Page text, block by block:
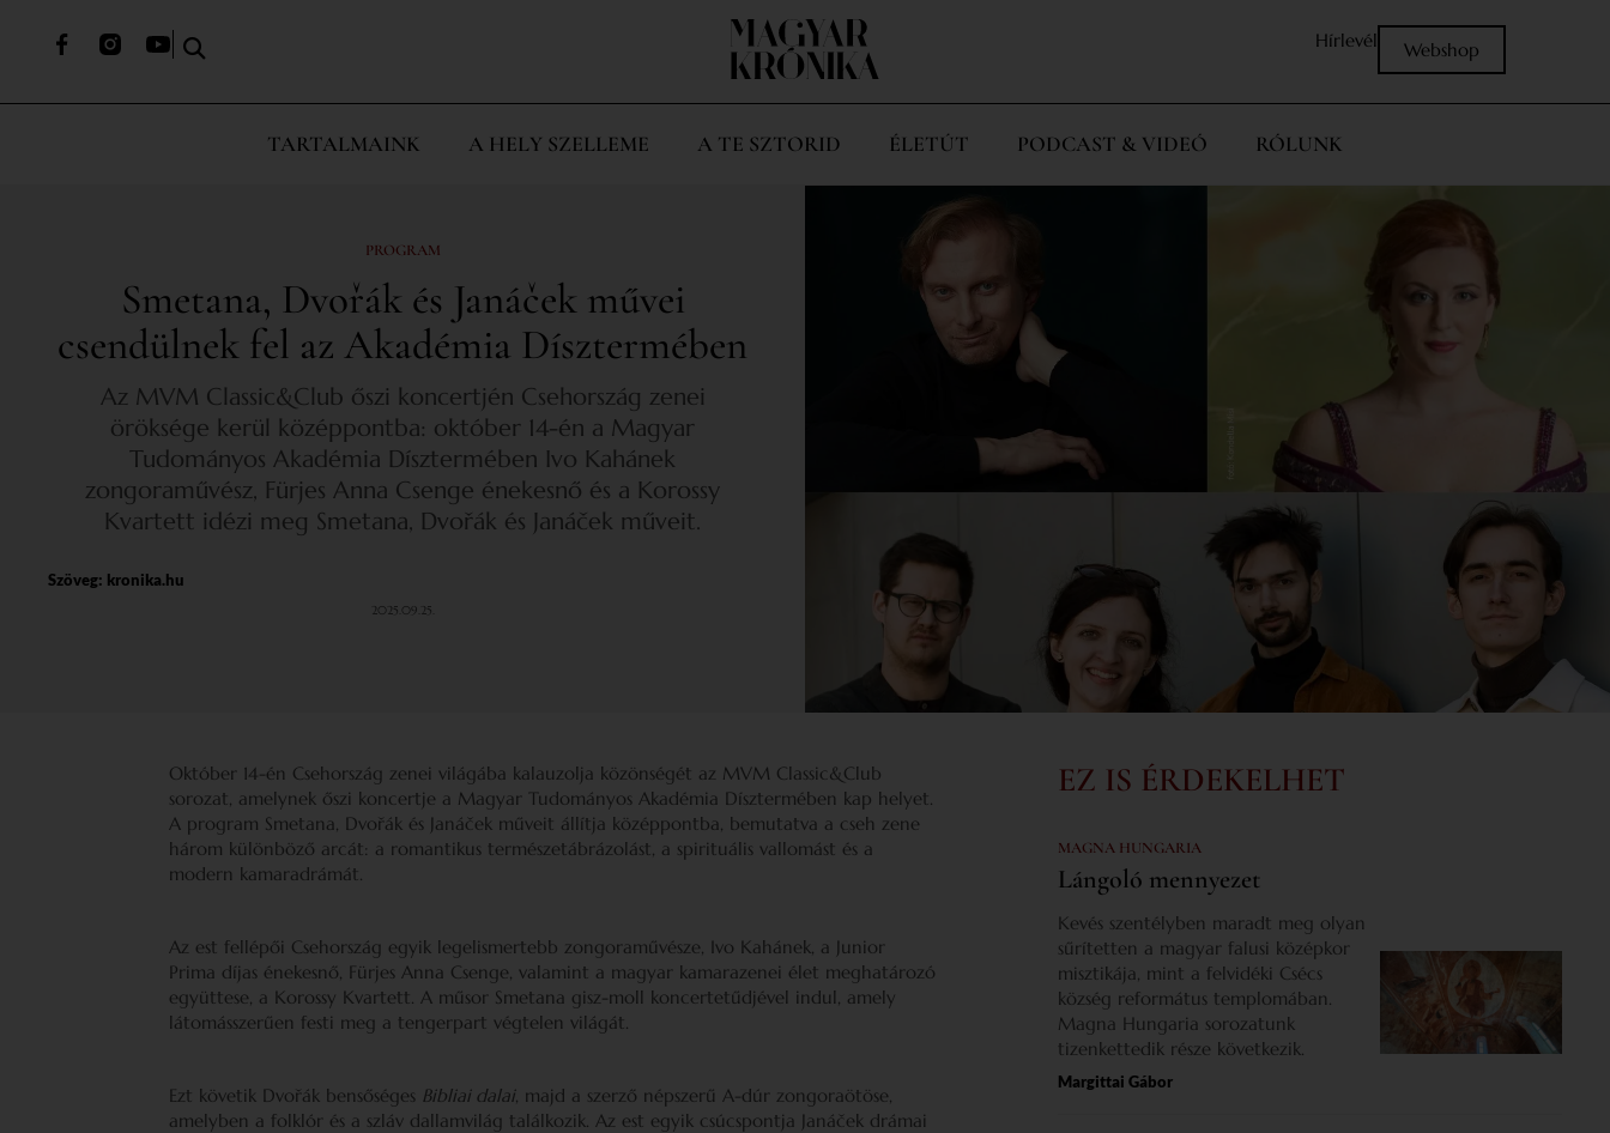
Hírlevél Webshop
TARTALMAINK A HELY SZELLEME A TE SZTORID ÉLETÚT PODCAST & VIDEÓ RÓLUNK
PROGRAM
Smetana, Dvořák és Janáček művei
csendülnek fel az Akadémia Dísztermében
Az MVM Classic&Club őszi koncertjén Csehország zenei
öröksége kerül középpontba: október 14-én a Magyar
Tudományos Akadémia Dísztermében Ivo Kahánek
zongoraművész, Fürjes Anna Csenge énekesnő és a Korossy
Kvartett idézi meg Smetana, Dvořák és Janáček műveit.
Szöveg: kronika.hu
2025.09.25.
Október 14-én Csehország zenei világába kalauzolja közönségét az MVM Classic&Club
sorozat, amelynek őszi koncertje a Magyar Tudományos Akadémia Dísztermében kap helyet.
A program Smetana, Dvořák és Janáček műveit állítja középpontba, bemutatva a cseh zene
három különböző arcát: a romantikus természetábrázolást, a spirituális vallomást és a
modern kamaradrámát.
Az est fellépői Csehország egyik legelismertebb zongoraművésze, Ivo Kahánek, a Junior
Prima díjas énekesnő, Fürjes Anna Csenge, valamint a magyar kamarazenei élet meghatározó
együttese, a Korossy Kvartett. A műsor Smetana gisz-moll koncertetűdjével indul, amely
látomásszerűen festi meg a tengerpart végtelen világát.
Ezt követik Dvořák bensőséges Bibliai dalai, majd a szerző népszerű A-dúr zongoraötöse,
amelyben a folklór és a szláv dallamvilág találkozik. Az est egyik csúcspontja Janáček drámai
EZ IS ÉRDEKELHET
MAGNA HUNGARIA
Lángoló mennyezet
Kevés szentélyben maradt meg olyan
sűrítetten a magyar falusi középkor
misztikája, mint a felvidéki Csécs
község református templomában.
Magna Hungaria sorozatunk
tizenkettedik része következik.
Margittai Gábor